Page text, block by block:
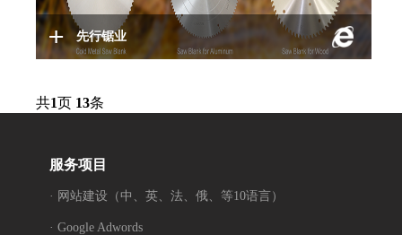
先行锯业
共1页 13条
服务项目
· 网站建设（中、英、法、俄、等10语言）
· Google Adwords